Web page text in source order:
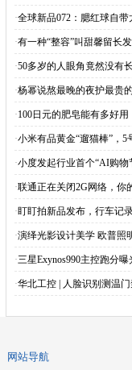
·全球新品072：腮红球自
·有一种“整容”叫甜馨留长
·50多岁的人眼角竟然没有
·杨幂说熬最晚的夜护最贵
·100日元的肥皂能有多好
·小米有品黄金“遛猫棒”，5
·小度发起行业首个“AI购物
·联通正在关闭2G网络，你
·盯盯拍新品发布，行车记
·演绎光影设计美学 欧普照
·三星Exynos990主控跑分曝
·华北工控 | 人脸识别测温
网站导航